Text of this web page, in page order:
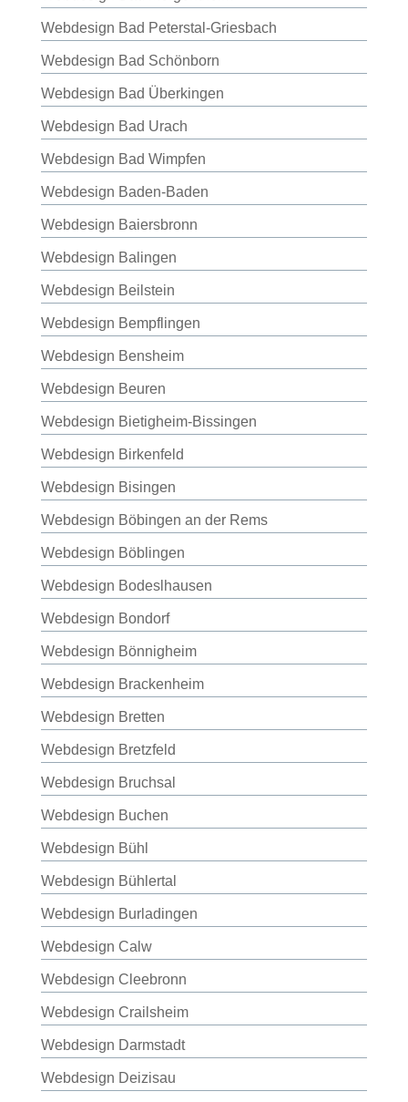
Webdesign Bad Peterstal-Griesbach
Webdesign Bad Schönborn
Webdesign Bad Überkingen
Webdesign Bad Urach
Webdesign Bad Wimpfen
Webdesign Baden-Baden
Webdesign Baiersbronn
Webdesign Balingen
Webdesign Beilstein
Webdesign Bempflingen
Webdesign Bensheim
Webdesign Beuren
Webdesign Bietigheim-Bissingen
Webdesign Birkenfeld
Webdesign Bisingen
Webdesign Böbingen an der Rems
Webdesign Böblingen
Webdesign Bodeslhausen
Webdesign Bondorf
Webdesign Bönnigheim
Webdesign Brackenheim
Webdesign Bretten
Webdesign Bretzfeld
Webdesign Bruchsal
Webdesign Buchen
Webdesign Bühl
Webdesign Bühlertal
Webdesign Burladingen
Webdesign Calw
Webdesign Cleebronn
Webdesign Crailsheim
Webdesign Darmstadt
Webdesign Deizisau